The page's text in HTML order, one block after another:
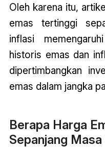
Oleh karena itu,
emas tertinggi
inflasi
historis emas dan
dipertimbangkan
emas dalam jangka
Berapa Harga
Sepanjang